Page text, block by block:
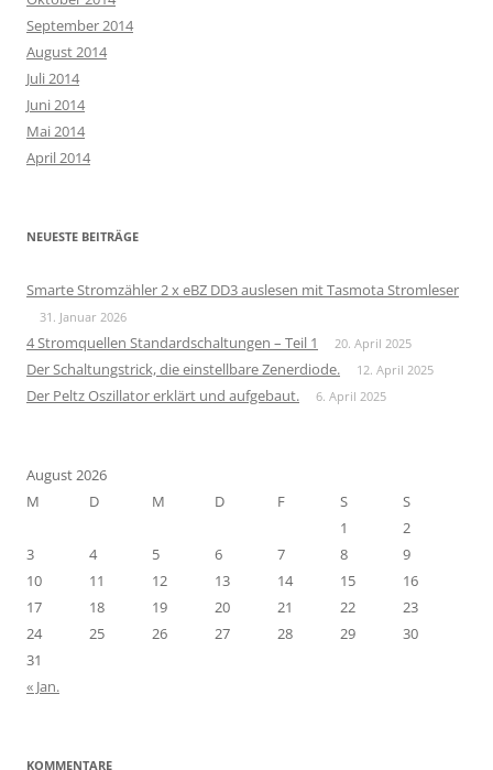
September 2014
August 2014
Juli 2014
Juni 2014
Mai 2014
April 2014
NEUESTE BEITRÄGE
Smarte Stromzähler 2 x eBZ DD3 auslesen mit Tasmota Stromleser
31. Januar 2026
4 Stromquellen Standardschaltungen – Teil 1 20. April 2025
Der Schaltungstrick, die einstellbare Zenerdiode. 12. April 2025
Der Peltz Oszillator erklärt und aufgebaut. 6. April 2025
August 2026
M
D M D F S
S
1
2
3
4 5 6 7 8
9
10
11 12 13 14 15
16
17
18 19 20 21 22
23
24
25 26 27 28 29
30
31
« Jan.
KOMMENTARE